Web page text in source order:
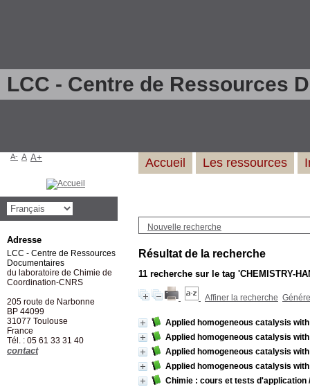
LCC - Centre de Ressources
Nouvelle recherche
Résultat de la recherche
11 recherche sur le tag 'CHEMISTRY-
Affiner la recherche
Applied homogeneous catalysis
Applied homogeneous catalysis
Applied homogeneous catalysis
Applied homogeneous catalysis
Chimie : cours et tests d'application
Accueil Les ressources
A- A A+
Adresse
LCC - Centre de Ressources
Documentaires
du laboratoire de Chimie de
Coordination-CNRS
205 route de Narbonne
BP 44099
31077 Toulouse
France
Tél. : 05 61 33 31 40
contact